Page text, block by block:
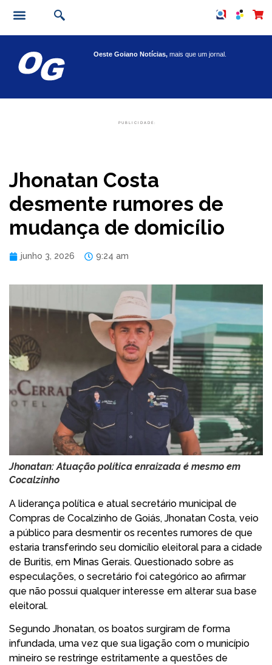
Oeste Goiano Notícias,mais que um jornal.
PUBLICIDADE:
Jhonatan Costa
desmente rumores de
mudança de domicílio
junho 3, 2026 9:24 am
Jhonatan: Atuação política enraizada é mesmo em
Cocalzinho
A liderança política e atual secretário municipal de
Compras de Cocalzinho de Goiás, Jhonatan Costa, veio
a público para desmentir os recentes rumores de que
estaria transferindo seu domicílio eleitoral para a cidade
de Buritis, em Minas Gerais. Questionado sobre as
especulações, o secretário foi categórico ao afirmar
que não possui qualquer interesse em alterar sua base
eleitoral.
Segundo Jhonatan, os boatos surgiram de forma
infundada, uma vez que sua ligação com o município
mineiro se restringe estritamente a questões de